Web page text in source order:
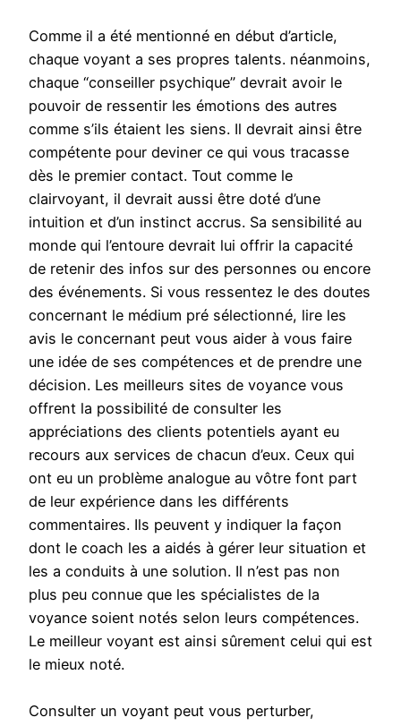
Comme il a été mentionné en début d’article,
chaque voyant a ses propres talents. néanmoins,
chaque “conseiller psychique” devrait avoir le
pouvoir de ressentir les émotions des autres
comme s’ils étaient les siens. Il devrait ainsi être
compétente pour deviner ce qui vous tracasse
dès le premier contact. Tout comme le
clairvoyant, il devrait aussi être doté d’une
intuition et d’un instinct accrus. Sa sensibilité au
monde qui l’entoure devrait lui offrir la capacité
de retenir des infos sur des personnes ou encore
des événements. Si vous ressentez le des doutes
concernant le médium pré sélectionné, lire les
avis le concernant peut vous aider à vous faire
une idée de ses compétences et de prendre une
décision. Les meilleurs sites de voyance vous
offrent la possibilité de consulter les
appréciations des clients potentiels ayant eu
recours aux services de chacun d’eux. Ceux qui
ont eu un problème analogue au vôtre font part
de leur expérience dans les différents
commentaires. Ils peuvent y indiquer la façon
dont le coach les a aidés à gérer leur situation et
les a conduits à une solution. Il n’est pas non
plus peu connue que les spécialistes de la
voyance soient notés selon leurs compétences.
Le meilleur voyant est ainsi sûrement celui qui est
le mieux noté.
Consulter un voyant peut vous perturber,